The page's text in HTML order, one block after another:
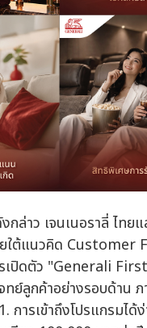
กล่าว เจนเนอราลี่ ไทย
ใต้แนวคิด Customer
เปิดตัว "Generali
ย์ลูกค้าอย่างรอบด้าน ภ
การเข้าถึงโปรแกรมไ